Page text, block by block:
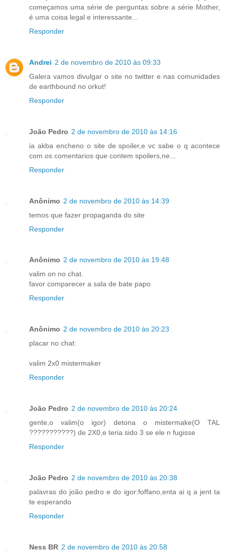
começamos uma série de perguntas sobre a série Mother,
é uma coisa legal e interessante...
Responder
Andrei 2 de novembro de 2010 às 09:33
Galera vamos divulgar o site no twitter e nas comunidades
de earthbound no orkut!
Responder
João Pedro 2 de novembro de 2010 às 14:16
ia akba encheno o site de spoiler,e vc sabe o q acontece
com os comentarios que contem spoilers,ne...
Responder
Anônimo 2 de novembro de 2010 às 14:39
temos que fazer propaganda do site
Responder
Anônimo 2 de novembro de 2010 às 19:48
valim on no chat.
favor comparecer a sala de bate papo
Responder
Anônimo 2 de novembro de 2010 às 20:23
placar no chat:
valim 2x0 mistermaker
Responder
João Pedro 2 de novembro de 2010 às 20:24
gente,o valim(o igor) detona o mistermake(O TAL
???????????) de 2X0,e teria sido 3 se ele n fugisse
Responder
João Pedro 2 de novembro de 2010 às 20:38
palavras do joão pedro e do igor:foffano,enta ai q a jent ta
te esperando
Responder
Ness BR 2 de novembro de 2010 às 20:58